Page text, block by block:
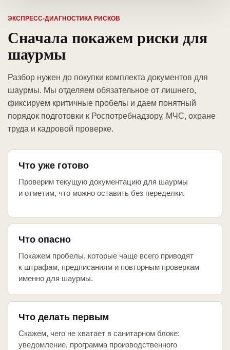
ЭКСПРЕСС-ДИАГНОСТИКА РИСКОВ
Сначала покажем риски для
шаурмы
Разбор нужен до покупки комплекта документов для
шаурмы. Мы отделяем обязательное от лишнего,
фиксируем критичные пробелы и даем понятный
порядок подготовки к Роспотребнадзору, МЧС, охране
труда и кадровой проверке.
Что уже готово
Проверим текущую документацию для шаурмы
и отметим, что можно оставить без переделки.
Что опасно
Покажем пробелы, которые чаще всего приводят
к штрафам, предписаниям и повторным проверкам
именно для шаурмы.
Что делать первым
Скажем, чего не хватает в санитарном блоке:
уведомление, программа производственного